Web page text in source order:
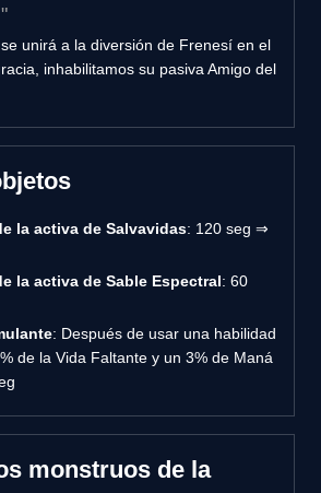
unirá a la diversión de Frenesí en el
inhabilitamos su pasiva Amigo del
la activa de Salvavidas: 120 seg ⇒
la activa de Sable Espectral: 60
: Después de usar una habilidad
de la Vida Faltante y un 3% de Maná
monstruos de la